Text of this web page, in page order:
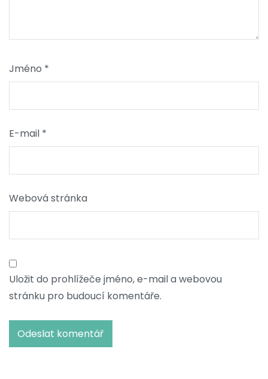
Jméno *
E-mail *
Webová stránka
Uložit do prohlížeče jméno, e-mail a webovou
stránku pro budoucí komentáře.